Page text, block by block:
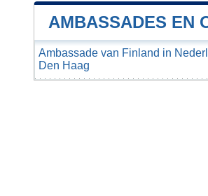
AMBASSADES EN
Ambassade van Finland in
Den Haag